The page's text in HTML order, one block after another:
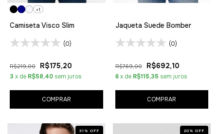
+1
Camiseta Visco Slim
(0)
R$219,00 R$175,20
3 x de R$58,40 sem juros
COMPRAR
Jaqueta Suede Bomber
(0)
R$769,00 R$692,10
6 x de R$115,35 sem juros
COMPRAR
31 % OFF 20 % OFF